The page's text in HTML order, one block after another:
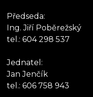
Předseda:
Ing. Jiří Poběrežský
tel.: 604 298 537
Jednatel:
Jan Jenčík
tel.: 606 758 943